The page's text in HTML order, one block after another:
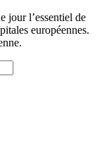
jour l’essentiel de
européennes.